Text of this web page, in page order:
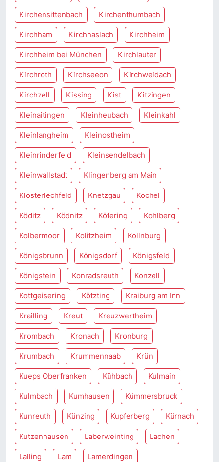
Kirchensittenbach Kirchenthumbach
Kirchham Kirchhaslach Kirchheim
Kirchheim bei München Kirchlauter
Kirchroth Kirchseeon Kirchweidach
Kirchzell Kissing Kist Kitzingen
Kleinaitingen Kleinheubach Kleinkahl
Kleinlangheim Kleinostheim
Kleinrinderfeld Kleinsendelbach
Kleinwallstadt Klingenberg am Main
Klosterlechfeld Knetzgau Kochel
Köditz Ködnitz Köfering Kohlberg
Kolbermoor Kolitzheim Kollnburg
Königsbrunn Königsdorf Königsfeld
Königstein Konradsreuth Konzell
Kottgeisering Kötzting Kraiburg am Inn
Krailling Kreut Kreuzwertheim
Krombach Kronach Kronburg
Krumbach Krummennaab Krün
Kueps Oberfranken Kühbach Kulmain
Kulmbach Kumhausen Kümmersbruck
Kunreuth Künzing Kupferberg Kürnach
Kutzenhausen Laberweinting Lachen
Lalling Lam Lamerdingen